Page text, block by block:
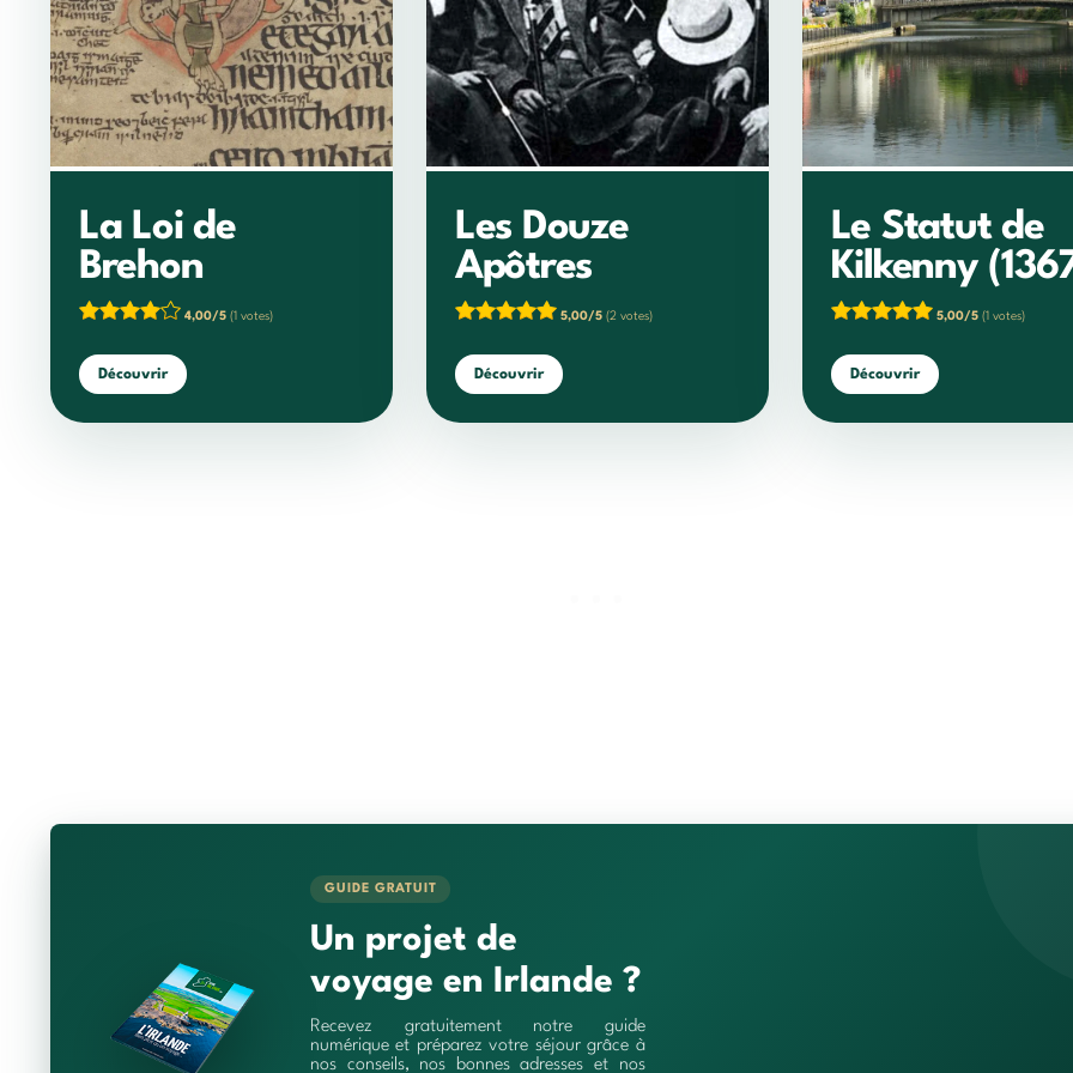
La Loi de
Brehon
4,00/5 (1 votes)
Découvrir
Les Douze
Apôtres
5,00/5(2 votes)
Découvrir
Le Statut de
Kilkenny
5,00/5(1 votes)
Découvrir
GUIDE GRATUIT
Un projet de
voyage en Irlande ?
Recevez gratuitement notre guide
numérique et préparez votre séjour grâce à
nos conseils, nos bonnes adresses et nos